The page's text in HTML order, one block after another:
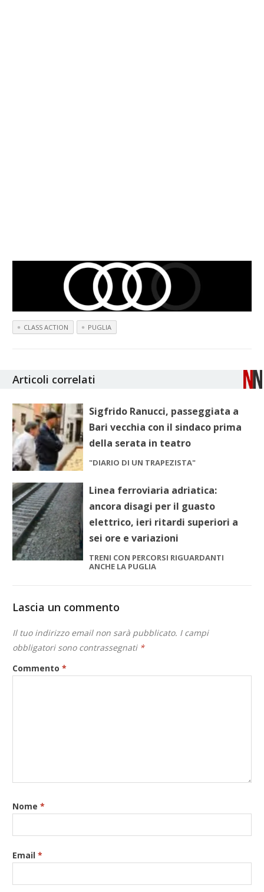
CLASS ACTION PUGLIA
Articoli correlati
Sigfrido Ranucci, passeggiata a
Bari vecchia con il sindaco prima
della serata in teatro
"DIARIO DI UN TRAPEZISTA"
Linea ferroviaria adriatica:
ancora disagi per il guasto
elettrico, ieri ritardi superiori a
sei ore e variazioni
TRENI CON PERCORSI RIGUARDANTI
ANCHE LA PUGLIA
Lascia un commento
Il tuo indirizzo email non sarà pubblicato. I campi
obbligatori sono contrassegnati *
Commento*
Nome*
Email*